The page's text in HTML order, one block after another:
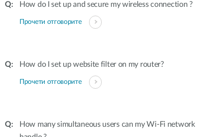
How do I set up and secure my wireless connection ?
Прочети отговорите
How do I set up website filter on my router?
Прочети отговорите
How many simultaneous users can my Wi-Fi network